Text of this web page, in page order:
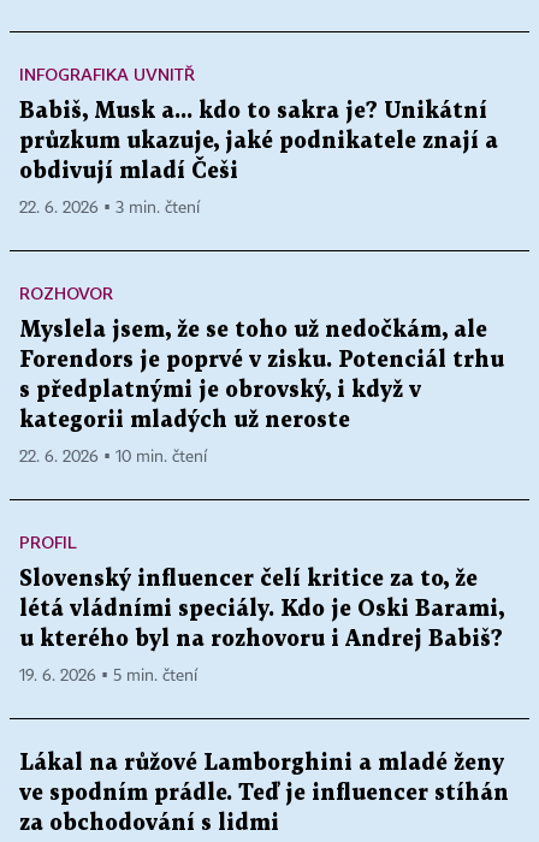
INFOGRAFIKA UVNITŘ
Babiš, Musk a... kdo to sakra je? Unikátní
průzkum ukazuje, jaké podnikatele znají a
obdivují mladí Češi
22. 6. 2026 ▪ 3 min. čtení
ROZHOVOR
Myslela jsem, že se toho už nedočkám, ale
Forendors je poprvé v zisku. Potenciál trhu
s předplatnými je obrovský, i když v
kategorii mladých už neroste
22. 6. 2026 ▪ 10 min. čtení
PROFIL
Slovenský influencer čelí kritice za to, že
létá vládními speciály. Kdo je Oski Barami,
u kterého byl na rozhovoru i Andrej Babiš?
19. 6. 2026 ▪ 5 min. čtení
Lákal na růžové Lamborghini a mladé ženy
ve spodním prádle. Teď je influencer stíhán
za obchodování s lidmi